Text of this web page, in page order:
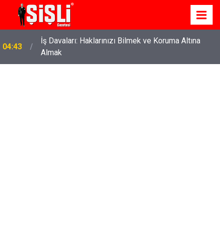
04:43
İş Davaları: Haklarınızı Bilmek ve Koruma Altına
Almak